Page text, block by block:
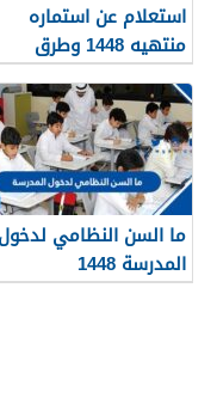
استعلام عن استماره
منتهيه 1448 وطرق
تجديدها
ما السن النظامي لدخول
المدرسة 1448